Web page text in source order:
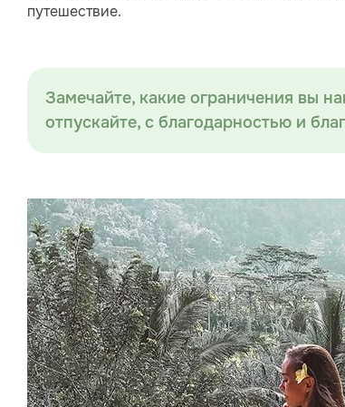
путешествие.
Замечайте, какие ограничения вы
отпускайте, с благодарностью и